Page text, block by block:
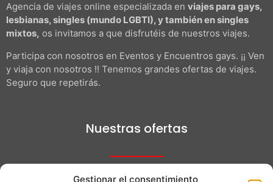
Gestionar el consentimiento
Agencia de viajes online especializada en viajes para gays,
lesbianas, singles (mundo LGBTI), y también en singles
mixtos, os invitamos a que disfrutéis de nuestros viajes.
Participa con nosotros en Eventos y Encuentros gays. ¡¡ Ven
y viaja con nosotros !! Tenemos grandes ofertas de viajes.
Seguro que repetirás.
Nuestras ofertas